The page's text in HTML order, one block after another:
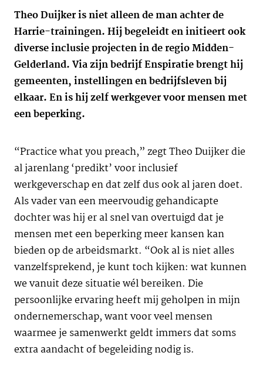
Theo Duijker is niet alleen de man achter de
Harrie-trainingen. Hij begeleidt en initieert ook
diverse inclusie projecten in de regio Midden-
Gelderland. Via zijn bedrijf Enspiratie brengt hij
gemeenten, instellingen en bedrijfsleven bij
elkaar. En is hij zelf werkgever voor mensen met
een beperking.
“Practice what you preach,” zegt Theo Duijker die
al jarenlang ‘predikt’ voor inclusief
werkgeverschap en dat zelf dus ook al jaren doet.
Als vader van een meervoudig gehandicapte
dochter was hij er al snel van overtuigd dat je
mensen met een beperking meer kansen kan
bieden op de arbeidsmarkt. “Ook al is niet alles
vanzelfsprekend, je kunt toch kijken: wat kunnen
we vanuit deze situatie wél bereiken. Die
persoonlijke ervaring heeft mij geholpen in mijn
ondernemerschap, want voor veel mensen
waarmee je samenwerkt geldt immers dat soms
extra aandacht of begeleiding nodig is.